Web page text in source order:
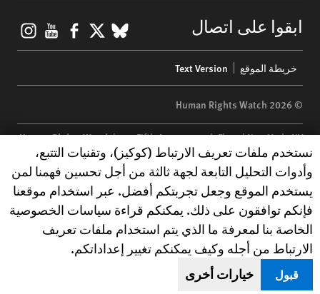
ابقوا على اتصال BlueSky
X
menu
خريطة الموقع Text Version
© 2026 Human Rights Watch
Human Rights Watch| 350 Fifth Avenue, 34th Floor | New York,NY
10118-3299 USA|t 1.212.290.4700
Human Rights Watchis a 501(C)(3) nonprofit registered in the US
under EIN: 13-2875808
Human Rights Watch cookie preferences
نستخدم ملفات تعريف الارتباط (كوكيز)، وتقنيات التتبع،
وأدوات التحليل التابعة لجهة ثالثة من أجل تحسين فهمنا لمن
يستخدم الموقع وجعل تجربتكم أفضل. عبر استخدام موقعنا
فإنكم توافقون على ذلك. يمكنكم قراءة سياسات الخصوصية
الخاصة بنا لمعرفة ما الذي يتم استخدام ملفات تعريف
الارتباط من أجله وكيف يمكنكم تغيير إعداداتكم.
قبول خيارات أخرى